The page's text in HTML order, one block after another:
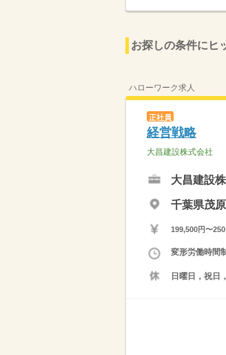
お探しの条件にヒ
ハローワーク求人
正社員
経営戦略
大昌建設株式会社
大昌建設
千葉県茂
199,500円〜
変形労働時間
日曜日，祝日